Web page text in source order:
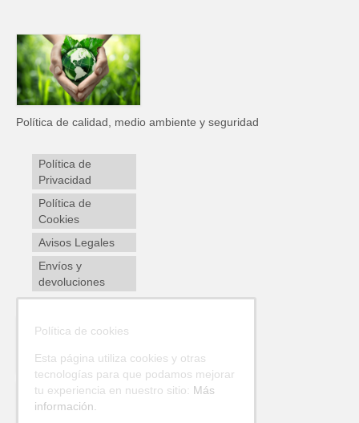
Política de calidad, medio ambiente y seguridad
Política de
Privacidad
Política de
Cookies
Avisos Legales
Envíos y
devoluciones
Política de cookies
Esta página utiliza cookies y otras
tecnologías para que podamos mejorar
tu experiencia en nuestro sitio: Más
información.